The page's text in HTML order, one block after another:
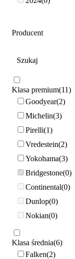
Producent
Klasa premium 11
Goodyear 2
Michelin 3
Pirelli 1
Vredestein 2
Yokohama 3
Bridgestone 0
Continental 0
Dunlop 0
Nokian 0
Klasa średnia 6
Falken 2